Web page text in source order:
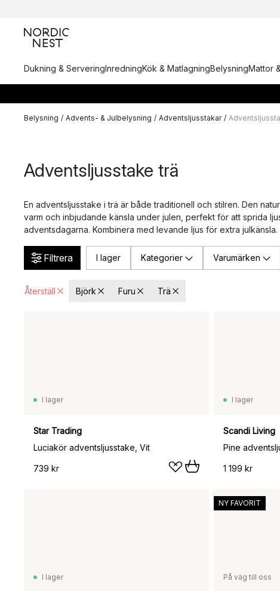
Dukning & ServeringInredningKök & MatlagningBelysningMattor
Belysning / Advents- & Julbelysning / Adventsljusstakar /
Adventsljusstake trä
En adventsljusstake i trä är både traditionell och stilren. Den
varm och inbjudande känsla under julen, perfekt för att sprida
adventsdagarna. Kombinera med levande ljus för extra julkänsla.
Filtrera I lager Kategorier Varumärken
Återställ Björk Furu Trä
I lager
Star Trading
Luciakör adventsljusstake, Vit
739 kr
I lager
Scandi Living
Pine
1 199 kr
I lager På väg till oss
NY FAVORIT